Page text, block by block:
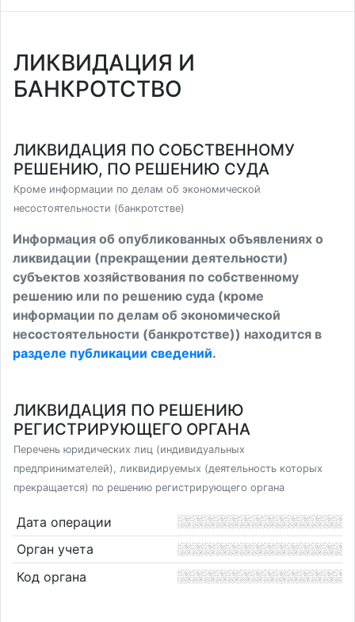
ЛИКВИДАЦИЯ И
БАНКРОТСТВО
ЛИКВИДАЦИЯ ПО СОБСТВЕННОМУ
РЕШЕНИЮ, ПО РЕШЕНИЮ СУДА
Кроме информации по делам об экономической
несостоятельности (банкротстве)
Информация об опубликованных объявлениях о
ликвидации (прекращении деятельности)
субъектов хозяйствования по собственному
решению или по решению суда (кроме
информации по делам об экономической
несостоятельности (банкротстве)) находится в
разделе публикации сведений.
ЛИКВИДАЦИЯ ПО РЕШЕНИЮ
РЕГИСТРИРУЮЩЕГО ОРГАНА
Перечень юридических лиц (индивидуальных
предпринимателей), ликвидируемых (деятельность которых
прекращается) по решению регистрирующего органа
Дата операции
Орган учета
Код органа